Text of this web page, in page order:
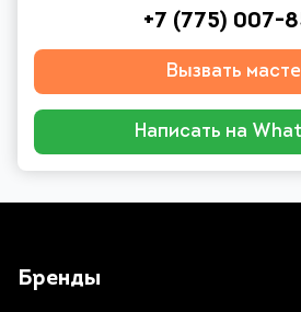
+7 (775) 007-
Вызвать
Написать на
Бренды